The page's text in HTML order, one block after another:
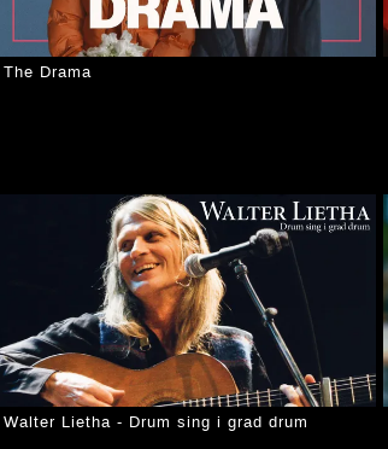
The Drama
Walter Lietha - Drum sing i grad drum